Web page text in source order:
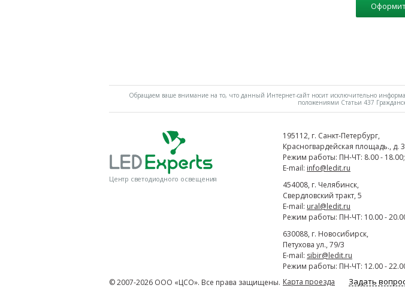
Обращаем ваше внимание на то, что данный Интернет-сайт носит исключительно
положениями Статьи 437
Центр светодиодного освещения
195112, г. Cанкт-Петербург,
Красногвардейская площадь., д. 3
Режим работы: ПН-ЧТ: 8.00 -
E-mail: info@ledit.ru
454008, г. Челябинск,
Свердловский тракт, 5
E-mail: ural@ledit.ru
Режим работы: ПН-ЧТ: 10.00 -
630088, г. Новосибирск,
Петухова ул., 79/3
E-mail: sibir@ledit.ru
Режим работы: ПН-ЧТ: 12.00 -
Карта проезда
Задать
© 2007-2026 ООО «ЦСО». Все права защищены.